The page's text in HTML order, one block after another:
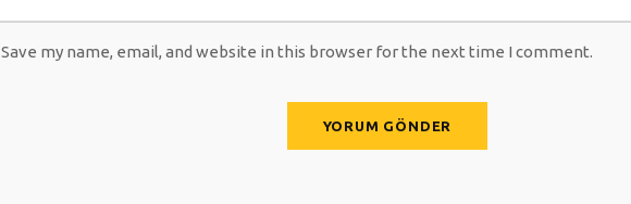
Save my name, email, and website in this browser for the next time I comment.